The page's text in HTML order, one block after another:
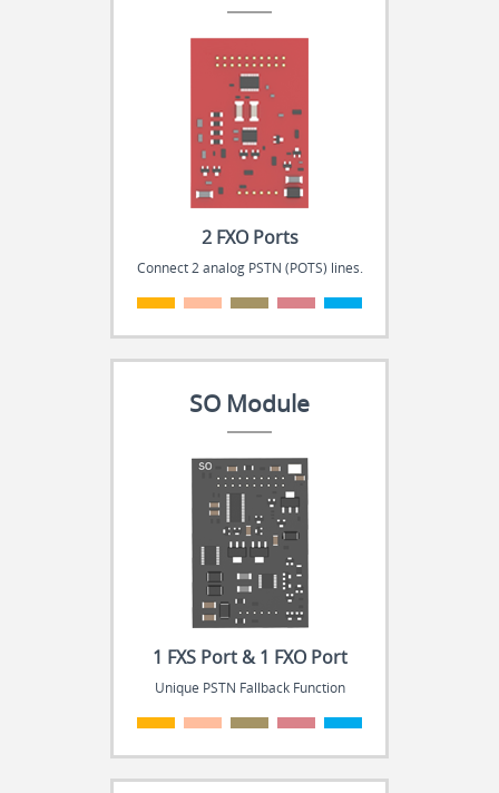
2 FXO Ports
Connect 2 analog PSTN (POTS) lines.
.
. . . .
SO Module
1 FXS Port & 1 FXO Port
Unique PSTN Fallback Function
.
. . . .